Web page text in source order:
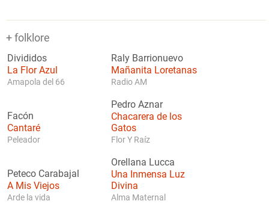
+ folklore
Divididos
La Flor Azul
Amapola del 66
Raly Barrionuevo
Mañanita Loretanas
Radio AM
Facón
Cantaré
Peleador
Pedro Aznar
Chacarera de los
Gatos
Flor Y Raíz
Peteco Carabajal
A Mis Viejos
Arde la vida
Orellana Lucca
Una Inmensa Luz
Divina
Alma Maternal